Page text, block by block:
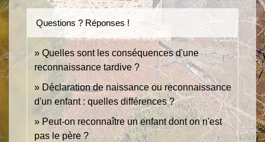
Questions ? Réponses !
Quelles sont les conséquences d'une
reconnaissance tardive ?
Déclaration de naissance ou reconnaissance
d'un enfant : quelles différences ?
Peut-on reconnaître un enfant dont on n'est
pas le père ?